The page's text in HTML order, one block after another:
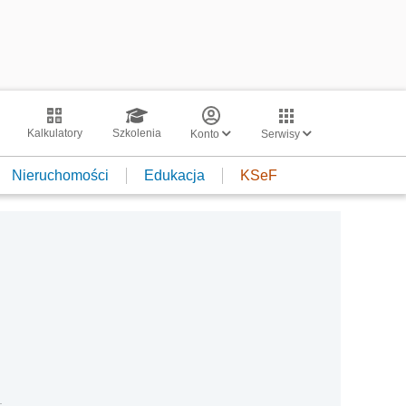
Kalkulatory Szkolenia Konto Serwisy
Nieruchomości Edukacja KSeF